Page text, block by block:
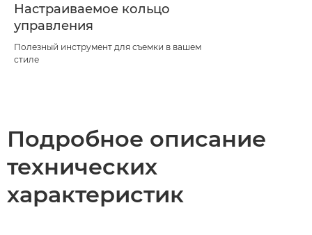
Настраиваемое кольцо
управления
Полезный инструмент для съемки в вашем
стиле
Подробное описание
технических
характеристик